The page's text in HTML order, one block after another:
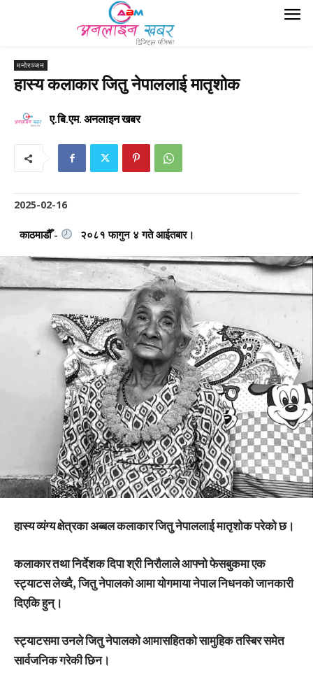
मनोरञ्जन
हास्य कलाकार जितु नेपाललाई मातृशोक
ए.बि.एम. अनलाइन खबर
2025-02-16
काठमाडौँ - २०८१ फागुन ४ गते आईतबार।
हास्य व्यंग्य क्षेत्रका अब्बल कलाकार जितु नेपाललाई मातृशोक परेको छ।
कलाकार तथा निर्देशक दिपा श्री निरौलाले आफ्नो फेसबुकमा एक
स्ट्याटस लेख्दै, जितु नेपालको आमा योगमाया नेपाल निधनको जानकारी
दिएकि हुन्।
स्ट्याटसमा उनले जितु नेपालको आमासहितको सामुहिक तस्बिर समेत
सार्वजनिक गरेकी छिन।